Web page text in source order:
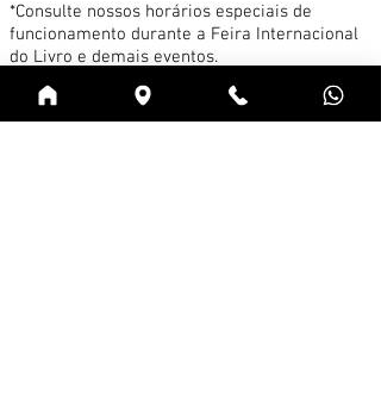
*Consulte nossos horários especiais de
funcionamento durante a Feira Internacional
do Livro e demais eventos.